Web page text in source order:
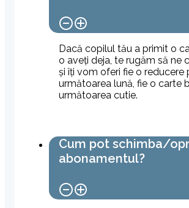
Dacă copilul tău a primit o
o aveți deja, te rugăm să ne
și îți vom oferi fie o reducere
următoarea lună, fie o carte
următoarea cutie.
Cum pot schimba/
abonamentul?